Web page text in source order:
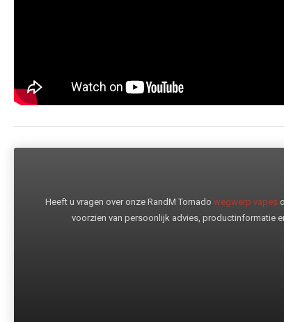
Heeft u vragen over onze RandM Tornado wegwerp vapes
voorzien van persoonlijk advies, productinformatie